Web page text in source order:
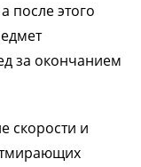
после этого
за окончанием
скорости и